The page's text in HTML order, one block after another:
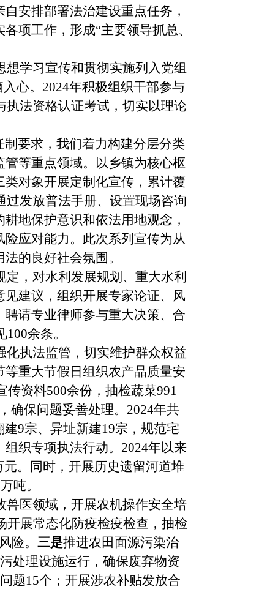
安排部署法治建设重点任务，
项工作，形成“主要领导抓总、
学习宣传和贯彻实施列入党组
心。2024年积极组织干部参与
执法资格认证考试，切实以理论
制要求，我们着力构建分层分类
等重点领域。以乡镇为核心枢
对象开展定制化宣传，累计覆
发放普法手册、设置现场咨询
地保护意识和依法用地观念，
应对能力。此次系列宣传为从
的良好社会氛围。
，对水利发展规划、重大水利
建议，组织开展专家论证、风
请专业律师参与重大决策、合
余条。
执法监管，切实维护群众权益
重大节假日组织农产品质量安
传资料500余份，抽检蔬菜991
确保问题妥善处理。2024年共
9宗、异址新建19宗，规范宅
织专项执法行动。2024年以来
。同时，开展历史遗留河道堆
吨。
兽医领域，开展农机操作安全培
开展常态化防疫检疫检查，抽检
险。三是推进农田面源污染治
处理设施运行，确保废弃物资
题15个；开展涉农补贴发放合